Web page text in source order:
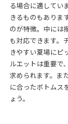
る場合に適してい
きるものもありま
のが特徴。中には
も対応できます。
きやすい夏場にピ
ルエットは重要で
求められます。ま
に合ったボトムス
ょう。